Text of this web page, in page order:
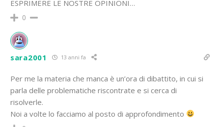
ESPRIMERE LE NOSTRE OPINIONI…
0
sara2001 13 anni fa
Per me la materia che manca è un’ora di dibattito, in cui si
parla delle problematiche riscontrate e si cerca di
risolverle.
Noi a volte lo facciamo al posto di approfondimento